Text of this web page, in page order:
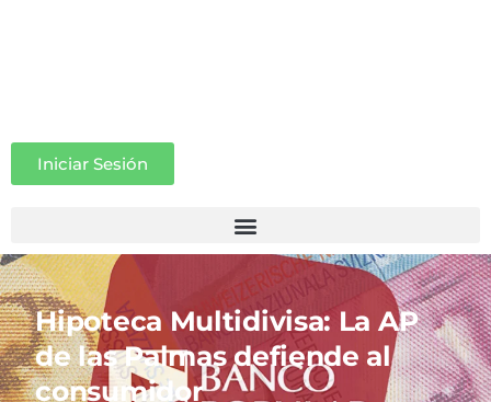
Iniciar Sesión
Hipoteca Multidivisa: La AP
de las Palmas defiende al
consumidor